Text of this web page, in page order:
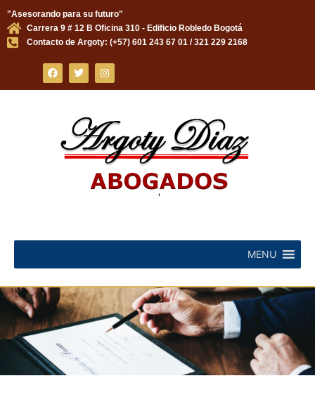
Skip
content
"Asesorando para su futuro"
Carrera 9 # 12 B Oficina 310 - Edificio Robledo Bogotá
Contacto de Argoty: (+57) 601 243 67 01 / 321 229 2168
MENU